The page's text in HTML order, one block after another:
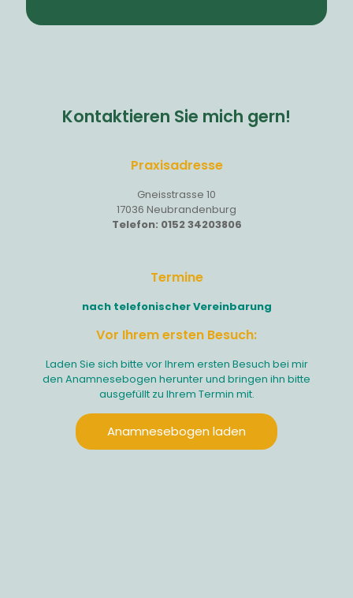
Kontaktieren Sie mich gern!
Praxisadresse
Gneisstrasse 10
17036 Neubrandenburg
Telefon: 0152 34203806
Termine
nach telefonischer Vereinbarung
Vor Ihrem ersten Besuch:
Laden Sie sich bitte vor Ihrem ersten Besuch bei mir
den Anamnesebogen herunter und bringen ihn bitte
ausgefüllt zu Ihrem Termin mit.
Anamnesebogen laden